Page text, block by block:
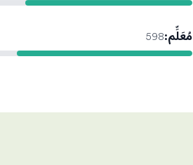
مُعَلِّم:
598